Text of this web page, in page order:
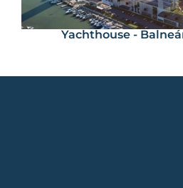
Yachthouse -